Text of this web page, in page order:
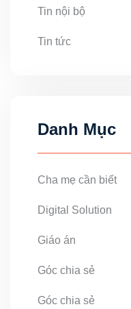
Tin nội bộ
Tin tức
Danh Mục
Cha mẹ cần biết
Digital Solution
Giáo án
Góc chia sẻ
Góc chia sẻ